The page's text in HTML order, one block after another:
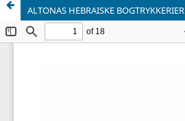
ALTONAS HEBRAISKE BOGTRYKKERIER